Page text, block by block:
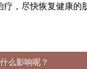
疗，尽快恢复健康的
么影响呢？